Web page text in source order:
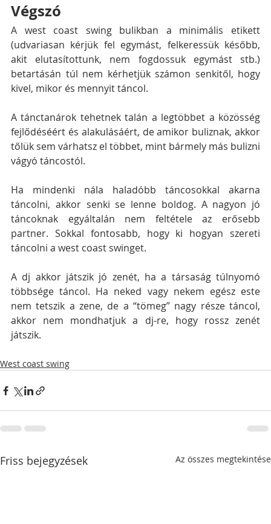
Végszó
A west coast swing bulikban a minimális etikett
(udvariasan kérjük fel egymást, felkeressük később,
akit elutasítottunk, nem fogdossuk egymást stb.)
betartásán túl nem kérhetjük számon senkitől, hogy
kivel, mikor és mennyit táncol.
A tánctanárok tehetnek talán a legtöbbet a közösség
fejlődéséért és alakulásáért, de amikor buliznak, akkor
tőlük sem várhatsz el többet, mint bármely más bulizni
vágyó táncostól.
Ha mindenki nála haladóbb táncosokkal akarna
táncolni, akkor senki se lenne boldog. A nagyon jó
táncoknak egyáltalán nem feltétele az erősebb
partner. Sokkal fontosabb, hogy ki hogyan szereti
táncolni a west coast swinget.
A dj akkor játszik jó zenét, ha a társaság túlnyomó
többsége táncol. Ha neked vagy nekem egész este
nem tetszik a zene, de a “tömeg” nagy része táncol,
akkor nem mondhatjuk a dj-re, hogy rossz zenét
játszik.
West coast swing
Friss bejegyzések Az összes megtekintése